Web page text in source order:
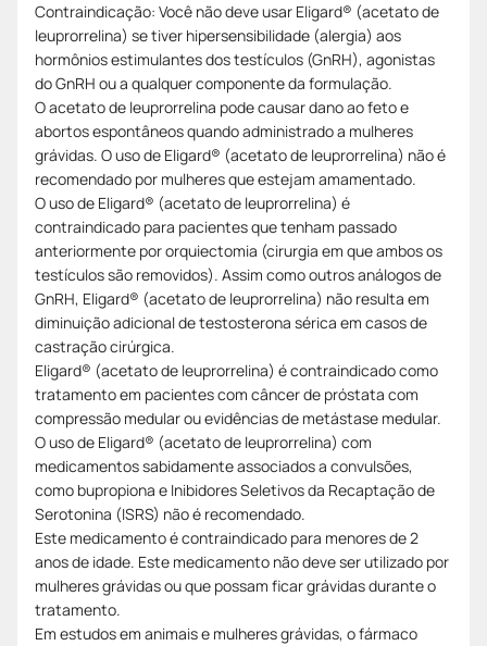
Contraindicação: Você não deve usar Eligard® (acetato de
leuprorrelina) se tiver hipersensibilidade (alergia) aos
hormônios estimulantes dos testículos (GnRH), agonistas
do GnRH ou a qualquer componente da formulação.
O acetato de leuprorrelina pode causar dano ao feto e
abortos espontâneos quando administrado a mulheres
grávidas. O uso de Eligard® (acetato de leuprorrelina) não é
recomendado por mulheres que estejam amamentado.
O uso de Eligard® (acetato de leuprorrelina) é
contraindicado para pacientes que tenham passado
anteriormente por orquiectomia (cirurgia em que ambos os
testículos são removidos). Assim como outros análogos de
GnRH, Eligard® (acetato de leuprorrelina) não resulta em
diminuição adicional de testosterona sérica em casos de
castração cirúrgica.
Eligard® (acetato de leuprorrelina) é contraindicado como
tratamento em pacientes com câncer de próstata com
compressão medular ou evidências de metástase medular.
O uso de Eligard® (acetato de leuprorrelina) com
medicamentos sabidamente associados a convulsões,
como bupropiona e Inibidores Seletivos da Recaptação de
Serotonina (ISRS) não é recomendado.
Este medicamento é contraindicado para menores de 2
anos de idade. Este medicamento não deve ser utilizado por
mulheres grávidas ou que possam ficar grávidas durante o
tratamento.
Em estudos em animais e mulheres grávidas, o fármaco